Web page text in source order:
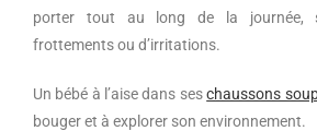
porter tout au long de la journée,
frottements ou d’irritations.
Un bébé à l’aise dans seschaussons
bouger et à explorer son environnement.